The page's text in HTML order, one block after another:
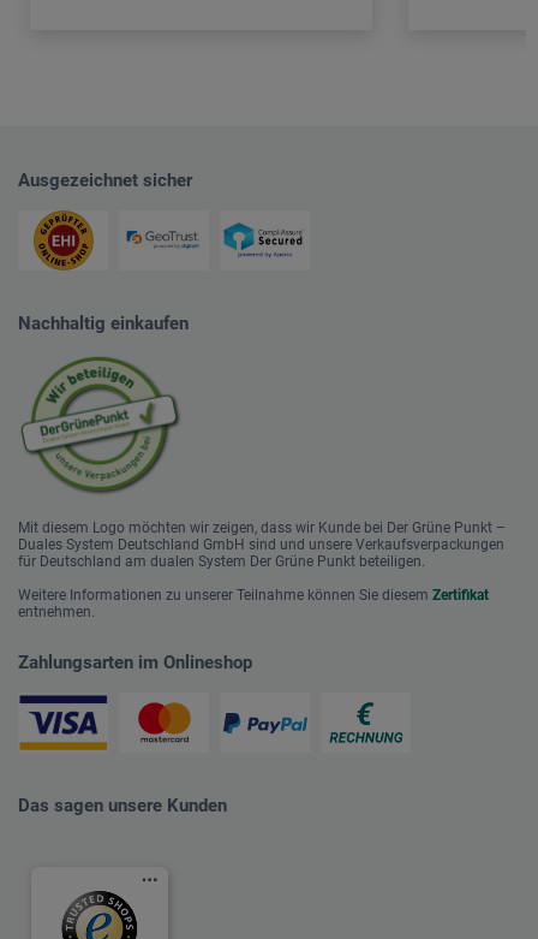
Ausgezeichnet sicher
Nachhaltig einkaufen
Mit diesem Logo möchten wir zeigen, dass wir Kunde bei Der Grüne Punkt –
Duales System Deutschland GmbH sind und unsere Verkaufsverpackungen
für Deutschland am dualen System Der Grüne Punkt beteiligen.
Weitere Informationen zu unserer Teilnahme können Sie diesem Zertifikat
entnehmen.
Zahlungsarten im Onlineshop
Das sagen unsere Kunden